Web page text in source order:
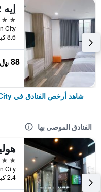
3 نجوم
8.6 كيلومتر عن وسط المدينة
88 ﷼
شاهد أرخص الفنادق في Taoyuan City
الفنادق الموصى بها
3 نجوم
2.4 كيلومتر عن وسط المدينة